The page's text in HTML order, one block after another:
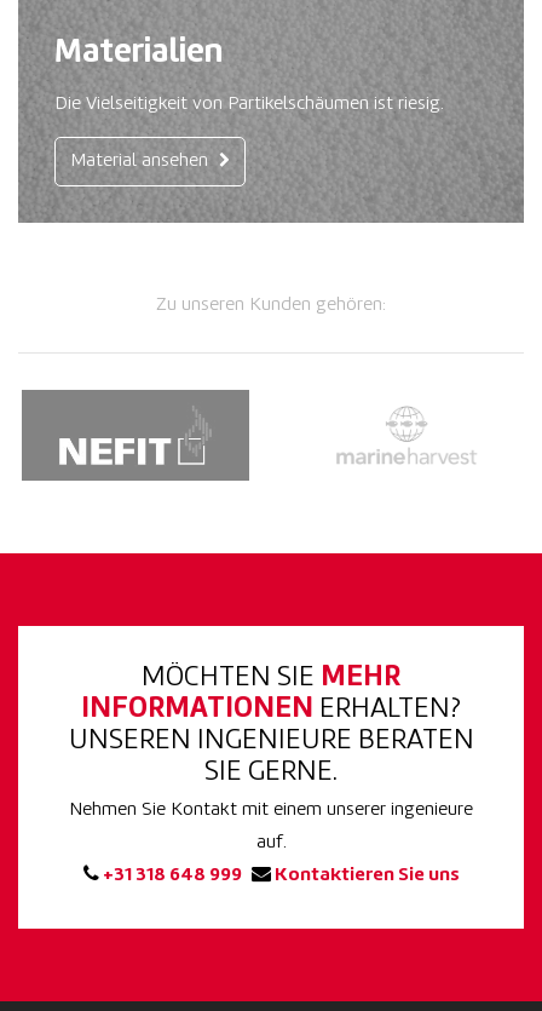
Materialien
Die Vielseitigkeit von Partikelschäumen ist riesig.
Material ansehen
Zu unseren Kunden gehören:
MÖCHTEN SIE MEHR
INFORMATIONEN ERHALTEN?
UNSEREN INGENIEURE BERATEN
SIE GERNE.
Nehmen Sie Kontakt mit einem unserer ingenieure
auf.
+31 318 648 999
Kontaktieren Sie uns